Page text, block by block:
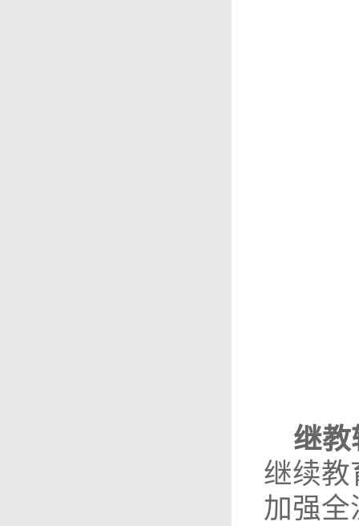
继教
继续教
加强